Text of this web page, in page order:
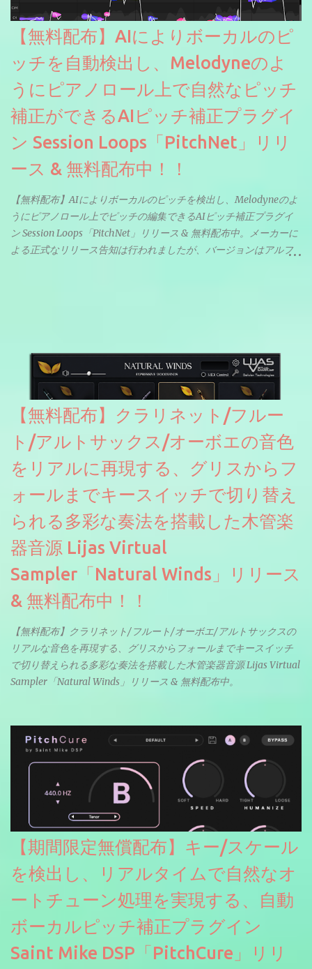
【無料配布】AIによりボーカルのピ
ッチを自動検出し、Melodyneのよ
うにピアノロール上で自然なピッチ
補正ができるAIピッチ補正プラグイ
ン Session Loops「PitchNet」リリ
ース & 無料配布中！！
【無料配布】AIによりボーカルのピッチを検出し、Melodyneのよ
うにピアノロール上でピッチの編集できるAIピッチ補正プラグイ
ン Session Loops「PitchNet」リリース & 無料配布中。メーカーに
よる正式なリリース告知は行われましたが、バージョンはアルフ
ソースを元に設計・改良した製品のようです。
【無料配布】クラリネット/フルー
ト/アルトサックス/オーボエの音色
をリアルに再現する、グリスからフ
ォールまでキースイッチで切り替え
られる多彩な奏法を搭載した木管楽
器音源 Lijas Virtual
Sampler「Natural Winds」リリース
& 無料配布中！！
【無料配布】クラリネット/フルート/オーボエ/アルトサックスの
リアルな音色を再現する、グリスからフォールまでキースイッチ
で切り替えられる多彩な奏法を搭載した木管楽器音源 Lijas Virtual
Sampler「Natural Winds」リリース & 無料配布中。
【期間限定無償配布】キー/スケール
を検出し、リアルタイムで自然なオ
ートチューン処理を実現する、自動
ボーカルピッチ補正プラグイン
Saint Mike DSP「PitchCure」リリ